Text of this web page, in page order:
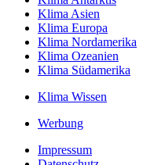
Klima Asien
Klima Europa
Klima Nordamerika
Klima Ozeanien
Klima Südamerika
Klima Wissen
Werbung
Impressum